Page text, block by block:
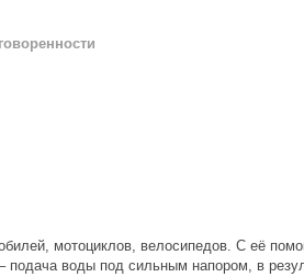
мотоциклов, велосипедов. С её
воды под сильным напором, в